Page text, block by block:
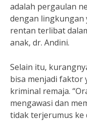
adalah pergaulan
dengan lingkungan
rentan terlibat
anak, dr. Andini.
Selain itu,
bisa menjadi faktor
kriminal remaja.
mengawasi dan
tidak terjerumus ke